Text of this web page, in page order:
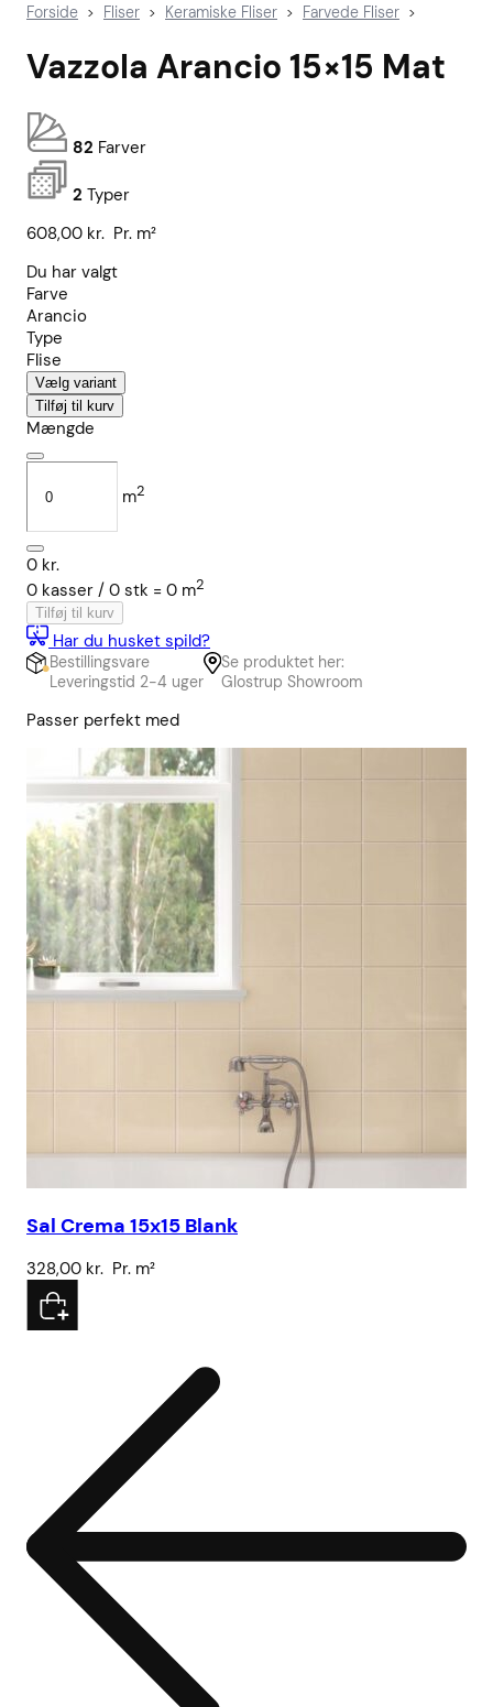
Forside > Fliser > Keramiske Fliser > Farvede Fliser >
Vazzola Arancio 15×15 Mat
82 Farver
2 Typer
608,00 kr. Pr. m²
Du har valgt
Farve
Arancio
Type
Flise
Vælg variant
Tilføj til kurv
Mængde
m2
0 kr.
0 kasser / 0 stk = 0 m2
Tilføj til kurv
Har du husket spild?
Bestillingsvare
Leveringstid 2-4 uger
Se produktet her:
Glostrup Showroom
Passer perfekt med
Sal Crema 15x15 Blank
328,00 kr. Pr. m²